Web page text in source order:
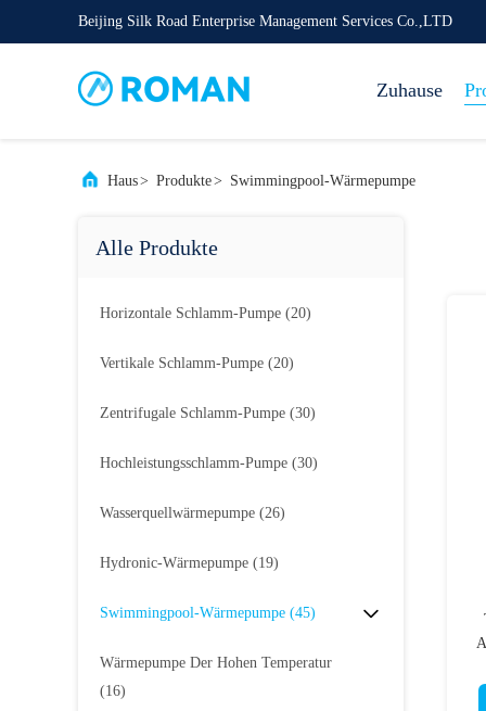
Beijing Silk Road Enterprise Management Services Co.,LTD
Zuhause
Haus> Produkte> Swimmingpool-Wärmepumpe
Alle Produkte
Horizontale Schlamm-Pumpe (20)
Vertikale Schlamm-Pumpe (20)
Zentrifugale Schlamm-Pumpe (30)
Hochleistungsschlamm-Pumpe (30)
Wasserquellwärmepumpe (26)
Hydronic-Wärmepumpe (19)
Swimmingpool-Wärmepumpe (45)
Wärmepumpe Der Hohen Temperatur
(16)